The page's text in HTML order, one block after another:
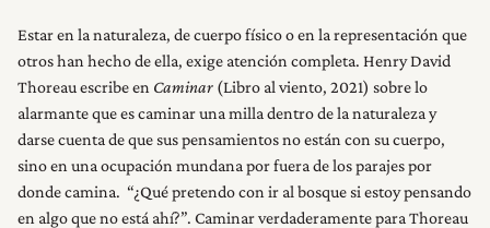
Estar en la naturaleza, de cuerpo físico o en la representación que
otros han hecho de ella, exige atención completa. Henry David
Thoreau escribe en Caminar (Libro al viento, 2021) sobre lo
alarmante que es caminar una milla dentro de la naturaleza y
darse cuenta de que sus pensamientos no están con su cuerpo,
sino en una ocupación mundana por fuera de los parajes por
donde camina. “¿Qué pretendo con ir al bosque si estoy pensando
en algo que no está ahí?”. Caminar verdaderamente para Thoreau